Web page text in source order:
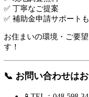
✅ 丁寧なご提案
✅ 補助金申請サポート
お住まいの環境・ご要
す！
📞 お問い合わせはお